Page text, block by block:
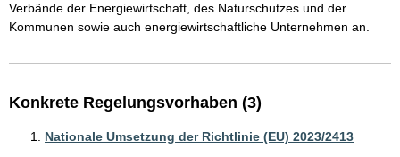
Verbände der Energiewirtschaft, des Naturschutzes und der
Kommunen sowie auch energiewirtschaftliche Unternehmen an.
Konkrete Regelungsvorhaben (3)
Nationale Umsetzung der Richtlinie (EU) 2023/2413